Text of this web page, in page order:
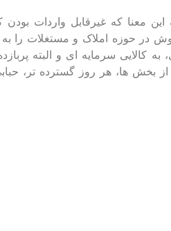
معنا که غیرقابل واردات بودن
در حوزه املاک و مستغلات را
سرمایه ‌ای و البته
بخش ‌ها، هر روز گسترده ‌‌تر،